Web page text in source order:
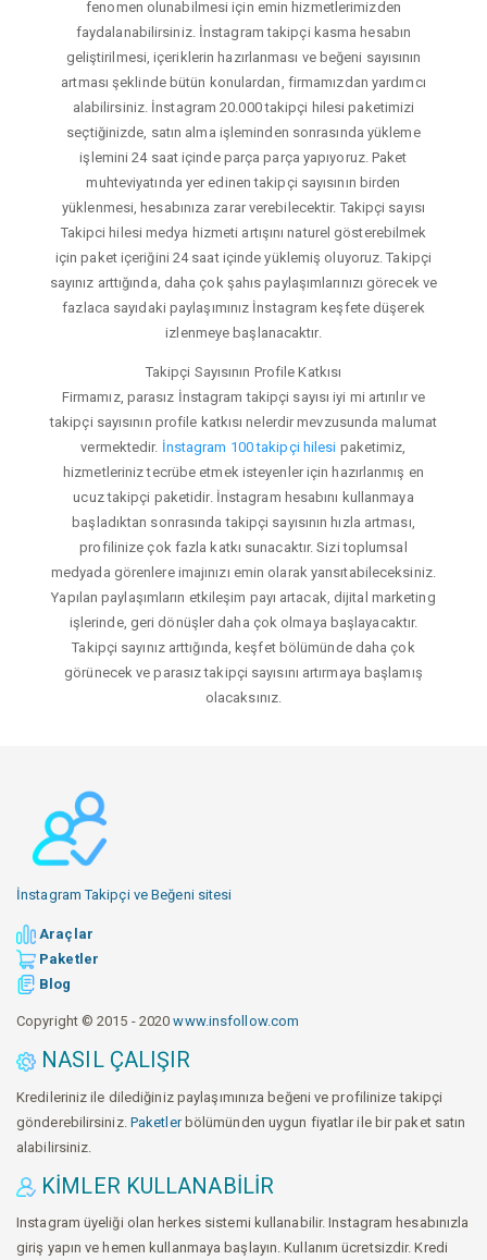
fenomen olunabilmesi için emin hizmetlerimizden
faydalanabilirsiniz. İnstagram takipçi kasma hesabın
geliştirilmesi, içeriklerin hazırlanması ve beğeni sayısının
artması şeklinde bütün konulardan, firmamızdan yardımcı
alabilirsiniz. İnstagram 20.000 takipçi hilesi paketimizi
seçtiğinizde, satın alma işleminden sonrasında yükleme
işlemini 24 saat içinde parça parça yapıyoruz. Paket
muhteviyatında yer edinen takipçi sayısının birden
yüklenmesi, hesabınıza zarar verebilecektir. Takipçi sayısı
Takipci hilesi medya hizmeti artışını naturel gösterebilmek
için paket içeriğini 24 saat içinde yüklemiş oluyoruz. Takipçi
sayınız arttığında, daha çok şahıs paylaşımlarınızı görecek ve
fazlaca sayıdaki paylaşımınız İnstagram keşfete düşerek
izlenmeye başlanacaktır.
Takipçi Sayısının Profile Katkısı
Firmamız, parasız İnstagram takipçi sayısı iyi mi artırılır ve
takipçi sayısının profile katkısı nelerdir mevzusunda malumat
vermektedir. İnstagram 100 takipçi hilesi paketimiz,
hizmetleriniz tecrübe etmek isteyenler için hazırlanmış en
ucuz takipçi paketidir. İnstagram hesabını kullanmaya
başladıktan sonrasında takipçi sayısının hızla artması,
profilinize çok fazla katkı sunacaktır. Sizi toplumsal
medyada görenlere imajınızı emin olarak yansıtabileceksiniz.
Yapılan paylaşımların etkileşim payı artacak, dijital marketing
işlerinde, geri dönüşler daha çok olmaya başlayacaktır.
Takipçi sayınız arttığında, keşfet bölümünde daha çok
görünecek ve parasız takipçi sayısını artırmaya başlamış
olacaksınız.
İnstagram Takipçi ve Beğeni sitesi
Araçlar
Paketler
Blog
Copyright © 2015 - 2020www.insfollow.com
NASIL ÇALIŞIR
Kredileriniz ile dilediğiniz paylaşımınıza beğeni ve profilinize takipçi
gönderebilirsiniz. Paketlerbölümünden uygun fiyatlar ile bir paket satın
alabilirsiniz.
KIMLER KULLANABILIR
Instagram üyeliği olan herkes sistemi kullanabilir. Instagram hesabınızla
giriş yapın ve hemen kullanmaya başlayın. Kullanım ücretsizdir. Kredi